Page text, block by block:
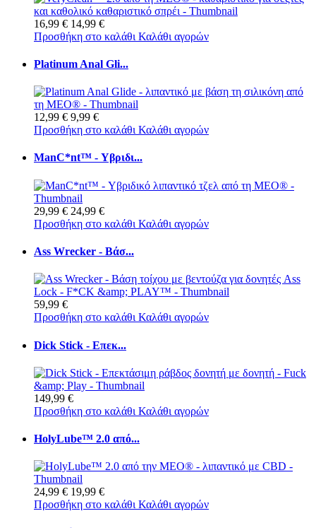
16,99 € 14,99 €
Προσθήκη στο καλάθι Καλάθι αγορών
Platinum Anal Gli...
12,99 € 9,99 €
Προσθήκη στο καλάθι Καλάθι αγορών
ManC*nt™ - Υβριδι...
29,99 € 24,99 €
Προσθήκη στο καλάθι Καλάθι αγορών
Ass Wrecker - Βάσ...
59,99 €
Προσθήκη στο καλάθι Καλάθι αγορών
Dick Stick - Επεκ...
149,99 €
Προσθήκη στο καλάθι Καλάθι αγορών
HolyLube™ 2.0 από...
24,99 € 19,99 €
Προσθήκη στο καλάθι Καλάθι αγορών